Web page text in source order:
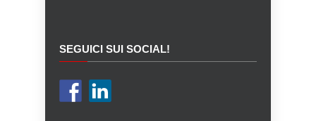
SEGUICI SUI SOCIAL!